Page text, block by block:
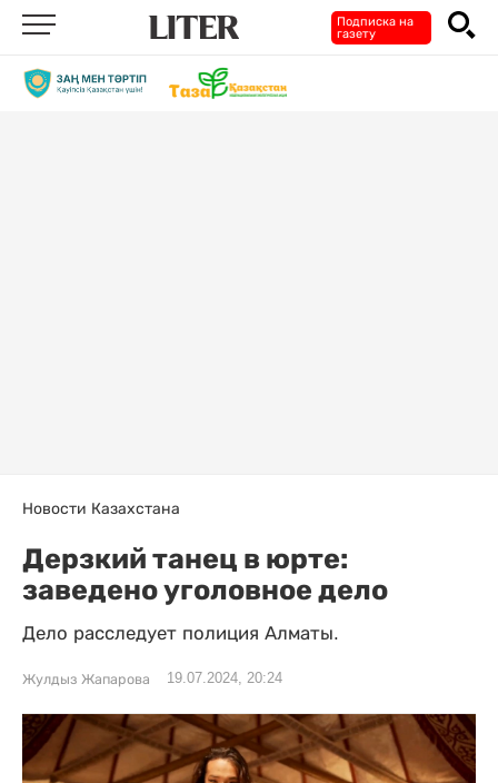
Подписка на
газету
Новости Казахстана
Дерзкий танец в юрте:
заведено уголовное дело
Дело расследует полиция Алматы.
Жулдыз Жапарова 19.07.2024, 20:24